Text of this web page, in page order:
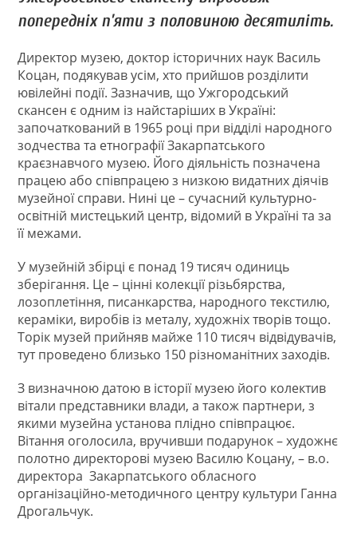
попередніх п’яти з половиною десятиліть.
Директор музею, доктор історичних наук Василь
Коцан, подякував усім, хто прийшов розділити
ювілейні події. Зазначив, що Ужгородський
скансен є одним із найстаріших в Україні:
започаткований в 1965 році при відділі народного
зодчества та етнографії Закарпатського
краєзнавчого музею. Його діяльність позначена
працею або співпрацею з низкою видатних діячів
музейної справи. Нині це – сучасний культурно-
освітній мистецький центр, відомий в Україні та за
її межами.
У музейній збірці є понад 19 тисяч одиниць
зберігання. Це – цінні колекції різьбярства,
лозоплетіння, писанкарства, народного текстилю,
кераміки, виробів із металу, художніх творів тощо.
Торік музей прийняв майже 110 тисяч відвідувачів,
тут проведено близько 150 різноманітних заходів.
З визначною датою в історії музею його колектив
вітали представники влади, а також партнери, з
якими музейна установа плідно співпрацює.
Вітання оголосила, вручивши подарунок – художнє
полотно директорові музею Василю Коцану, – в.о.
директора Закарпатського обласного
організаційно-методичного центру культури Ганна
Дрогальчук.